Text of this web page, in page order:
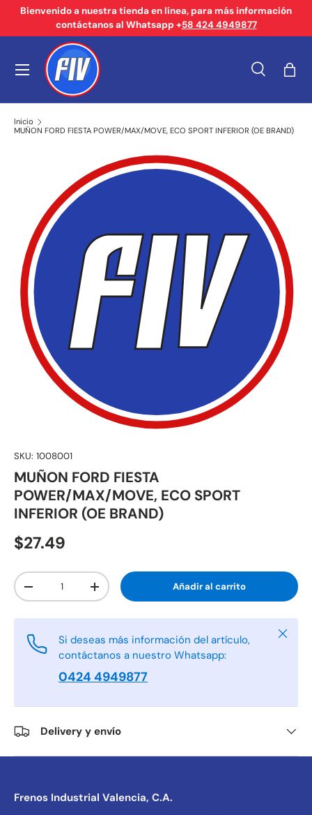
Ir al contenido
Bienvenido a nuestra tienda en línea, para más información
contáctanos al Whatsapp +58 424 4949877
Buscar
Tipo de producto
Buscar
Menú
Inicio
MUÑON FORD FIESTA POWER/MAX/MOVE, ECO SPORT INFERIOR (OE BRAND)
SKU: 1008001
MUÑON FORD FIESTA
POWER/MAX/MOVE, ECO SPORT
INFERIOR (OE BRAND)
$27.49
Cant.
-
+ Añadir al carrito
Si deseas más información del artículo,
contáctanos a nuestro Whatsapp:
0424 4949877
Cerrar
Delivery y envío
Frenos Industrial Valencia, C.A.